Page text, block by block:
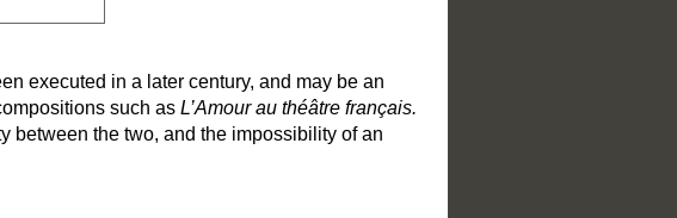
executed in a later century, and may be an
such as L’Amour au théâtre français.
between the two, and the impossibility of an